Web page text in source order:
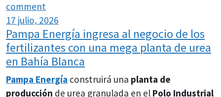
comment
17 julio, 2026
Pampa Energía ingresa al negocio de los
fertilizantes con una mega planta de urea
en Bahía Blanca
Pampa Energía construirá una planta de
producción de urea granulada en el Polo Industrial